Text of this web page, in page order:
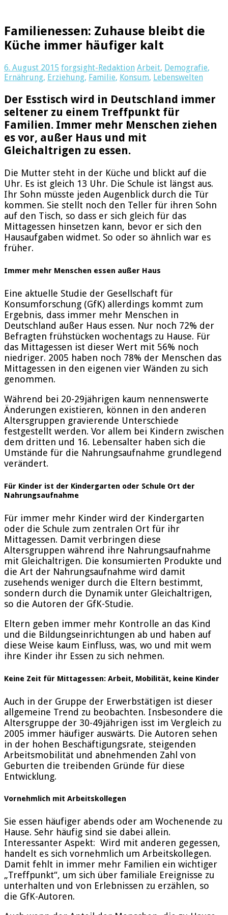
Familienessen: Zuhause bleibt die
Küche immer häufiger kalt
6. August 2015 forgsight-Redaktion Arbeit, Demografie,
Ernährung, Erziehung, Familie, Konsum, Lebenswelten
Der Esstisch wird in Deutschland immer
seltener zu einem Treffpunkt für
Familien. Immer mehr Menschen ziehen
es vor, außer Haus und mit
Gleichaltrigen zu essen.
Die Mutter steht in der Küche und blickt auf die
Uhr. Es ist gleich 13 Uhr. Die Schule ist längst aus.
Ihr Sohn müsste jeden Augenblick durch die Tür
kommen. Sie stellt noch den Teller für ihren Sohn
auf den Tisch, so dass er sich gleich für das
Mittagessen hinsetzen kann, bevor er sich den
Hausaufgaben widmet. So oder so ähnlich war es
früher.
Immer mehr Menschen essen außer Haus
Eine aktuelle Studie der Gesellschaft für
Konsumforschung (GfK) allerdings kommt zum
Ergebnis, dass immer mehr Menschen in
Deutschland außer Haus essen. Nur noch 72% der
Befragten frühstücken wochentags zu Hause. Für
das Mittagessen ist dieser Wert mit 56% noch
niedriger. 2005 haben noch 78% der Menschen das
Mittagessen in den eigenen vier Wänden zu sich
genommen.
Während bei 20-29jährigen kaum nennenswerte
Änderungen existieren, können in den anderen
Altersgruppen gravierende Unterschiede
festgestellt werden. Vor allem bei Kindern zwischen
dem dritten und 16. Lebensalter haben sich die
Umstände für die Nahrungsaufnahme grundlegend
verändert.
Für Kinder ist der Kindergarten oder Schule Ort der
Nahrungsaufnahme
Für immer mehr Kinder wird der Kindergarten
oder die Schule zum zentralen Ort für ihr
Mittagessen. Damit verbringen diese
Altersgruppen während ihre Nahrungsaufnahme
mit Gleichaltrigen. Die konsumierten Produkte und
die Art der Nahrungsaufnahme wird damit
zusehends weniger durch die Eltern bestimmt,
sondern durch die Dynamik unter Gleichaltrigen,
so die Autoren der GfK-Studie.
Eltern geben immer mehr Kontrolle an das Kind
und die Bildungseinrichtungen ab und haben auf
diese Weise kaum Einfluss, was, wo und mit wem
ihre Kinder ihr Essen zu sich nehmen.
Keine Zeit für Mittagessen: Arbeit, Mobilität, keine Kinder
Auch in der Gruppe der Erwerbstätigen ist dieser
allgemeine Trend zu beobachten. Insbesondere die
Altersgruppe der 30-49jährigen isst im Vergleich zu
2005 immer häufiger auswärts. Die Autoren sehen
in der hohen Beschäftigungsrate, steigenden
Arbeitsmobilität und abnehmenden Zahl von
Geburten die treibenden Gründe für diese
Entwicklung.
Vornehmlich mit Arbeitskollegen
Sie essen häufiger abends oder am Wochenende zu
Hause. Sehr häufig sind sie dabei allein.
Interessanter Aspekt: Wird mit anderen gegessen,
handelt es sich vornehmlich um Arbeitskollegen.
Damit fehlt in immer mehr Familien ein wichtiger
„Treffpunkt“, um sich über familiale Ereignisse zu
unterhalten und von Erlebnissen zu erzählen, so
die GfK-Autoren.